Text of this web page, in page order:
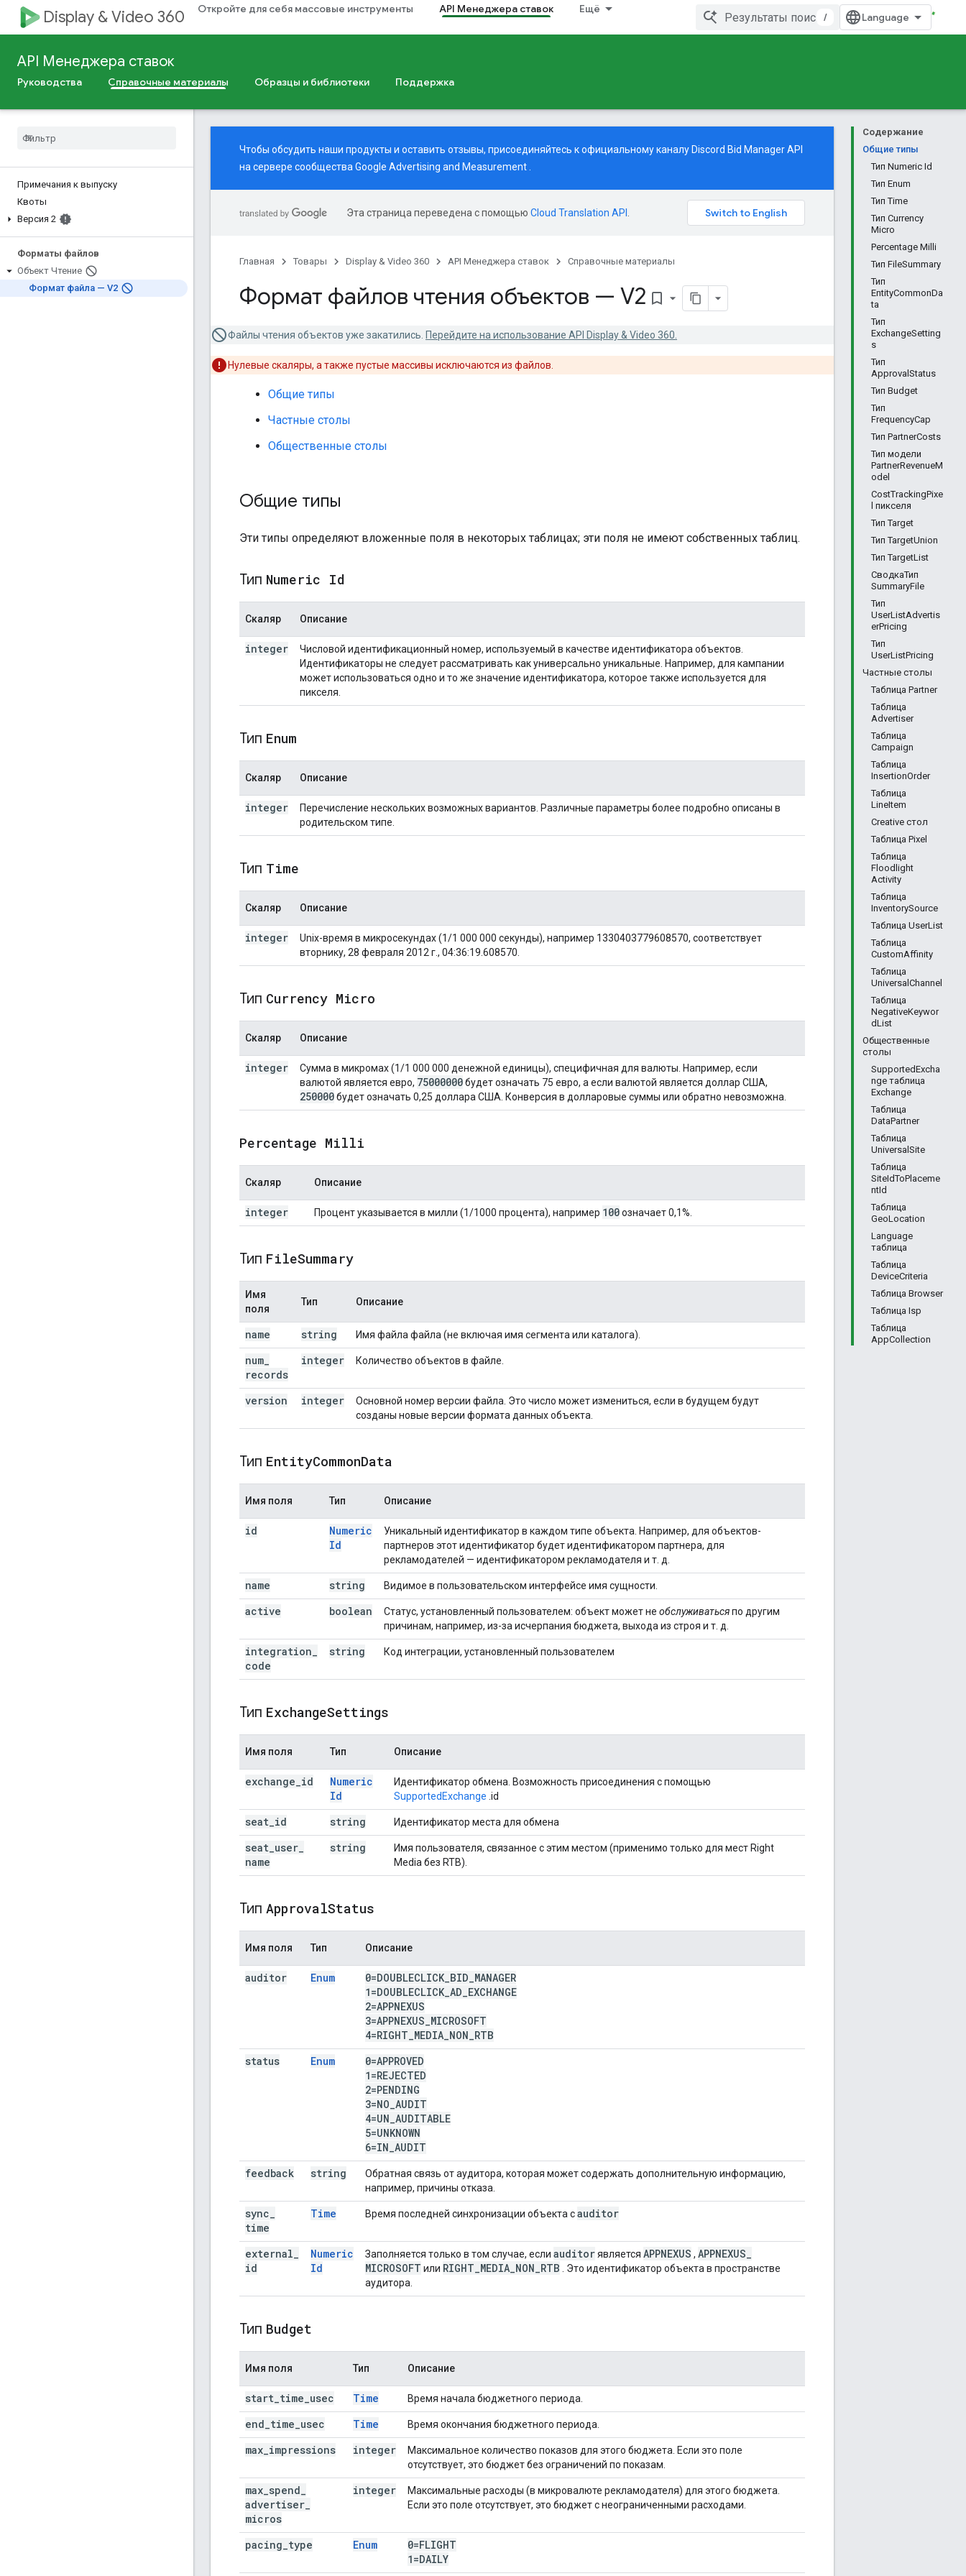
Display & Video 360 Откройте для себя массовые инструменты API Менеджера ставок Ещё
/
API Менеджера ставок
Руководства Справочные материалы Образцы и библиотеки Поддержка
Примечания к выпуску
Квоты
Версия 2
Форматы файлов
Объект Чтение
Формат файла — V2
Содержание
Общие типы
Тип Numeric Id
Тип Enum
Тип Time
Тип Currency
Micro
Percentage Milli
Тип FileSummary
Тип
EntityCommonDa
ta
Тип
ExchangeSetting
s
Тип
ApprovalStatus
Тип Budget
Тип
FrequencyCap
Тип PartnerCosts
Тип модели
PartnerRevenueM
odel
CostTrackingPixe
l пикселя
Тип Target
Тип TargetUnion
Тип TargetList
СводкаТип
SummaryFile
Тип
UserListAdvertis
erPricing
Тип
UserListPricing
Частные столы
Таблица Partner
Таблица
Advertiser
Таблица
Campaign
Таблица
InsertionOrder
Таблица
LineItem
Creative стол
Таблица Pixel
Таблица
Floodlight
Activity
Таблица
InventorySource
Таблица UserList
Таблица
CustomAffinity
Таблица
UniversalChannel
Таблица
NegativeKeywor
dList
Общественные
столы
SupportedExcha
nge таблица
Exchange
Таблица
DataPartner
Таблица
UniversalSite
Таблица
SiteIdToPlaceme
ntId
Таблица
GeoLocation
Language
таблица
Таблица
DeviceCriteria
Таблица Browser
Таблица Isp
Таблица
AppCollection
Чтобы обсудить наши продукты и оставить отзывы, присоединяйтесь к официальному каналу Discord Bid Manager API
на сервере сообщества Google Advertising and Measurement
Эта страница переведена с помощью Cloud Translation API
Главная Товары Display & Video 360 API Менеджера ставок Справочные материалы
Формат файлов чтения объектов — V2 bookmark_border
Файлы чтения объектов уже закатились. Перейдите на использование API Display & Video 360.
Нулевые скаляры, а также пустые массивы исключаются из файлов.
Общие типы
Частные столы
Общественные столы
Общие типы
Эти типы определяют вложенные поля в некоторых таблицах; эти поля не имеют собственных таблиц.
Тип Numeric Id
Скаляр Описание
integer
Числовой идентификационный номер, используемый в качестве идентификатора объектов.
Идентификаторы не следует рассматривать как универсально уникальные. Например, для кампании
может использоваться одно и то же значение идентификатора, которое также используется для
пикселя.
Тип Enum
Скаляр Описание
integer
Перечисление нескольких возможных вариантов. Различные параметры более подробно описаны в
родительском типе.
Тип Time
Скаляр Описание
integer
Unix-время в микросекундах (1/1 000 000 секунды), например 1330403779608570, соответствует
вторнику, 28 февраля 2012 г., 04:36:19.608570.
Тип Currency Micro
Скаляр Описание
integer
Сумма в микромах (1/1 000 000 денежной единицы), специфичная для валюты. Например, если
валютой является евро, 75000000будет означать 75 евро, а если валютой является доллар США,
250000будет означать 0,25 доллара США. Конверсия в долларовые суммы или обратно невозможна.
Percentage Milli
Скаляр Описание
integer Процент указывается в милли (1/1000 процента), например 100означает 0,1%.
Тип FileSummary
Имя
поля
Тип Описание
name string Имя файла файла (не включая имя сегмента или каталога).
num
records
integer Количество объектов в файле.
version integer
Основной номер версии файла. Это число может измениться, если в будущем будут
созданы новые версии формата данных объекта.
Тип EntityCommonData
Имя поля Тип Описание
id
Numeric
Id
Уникальный идентификатор в каждом типе объекта. Например, для объектов-
партнеров этот идентификатор будет идентификатором партнера, для
рекламодателей — идентификатором рекламодателя и т. д.
name string Видимое в пользовательском интерфейсе имя сущности.
active boolean Статус, установленный пользователем: объект может не обслуживатьсяпо другим
причинам, например, из-за исчерпания бюджета, выхода из строя и т. д.
integration
code
string Код интеграции, установленный пользователем
Тип ExchangeSettings
Имя поля Тип Описание
exchange id
Numeric
Id
Идентификатор обмена. Возможность присоединения с помощью
SupportedExchange .id
seat id string Идентификатор места для обмена
seat user
name
string
Имя пользователя, связанное с этим местом (применимо только для мест Right
Media без RTB).
Тип ApprovalStatus
Имя поля Тип Описание
auditor Enum 0=DOUBLECLICK BID MANAGER
1=DOUBLECLICK AD EXCHANGE
2=APPNEXUS
3=APPNEXUS MICROSOFT
4=RIGHT MEDIA NON RTB
status
Enum
0=APPROVED
1=REJECTED
2=PENDING
3=NO AUDIT
4=UN AUDITABLE
5=UNKNOWN
6=IN AUDIT
feedback
string
Обратная связь от аудитора, которая может содержать дополнительную информацию,
например, причины отказа.
sync
time
Time Время последней синхронизации объекта сauditor
external
id
Numeric
Id
Заполняется только в том случае, если auditorявляется APPNEXUS , APPNEXUS
MICROSOFT или RIGHT MEDIA NON RTB . Это идентификатор объекта в пространстве
аудитора.
Тип Budget
Имя поля Тип Описание
start time usec Time Время начала бюджетного периода.
end time usec Time Время окончания бюджетного периода.
max impressions integer
Максимальное количество показов для этого бюджета. Если это поле
отсутствует, это бюджет без ограничений по показам.
max spend
advertiser
micros
integer
Максимальные расходы (в микровалюте рекламодателя) для этого бюджета.
Если это поле отсутствует, это бюджет с неограниченными расходами.
pacing type Enum
0=FLIGHT
1=DAILY